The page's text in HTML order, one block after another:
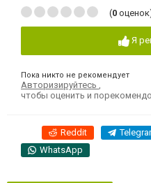
(0
Я
Пока никто не рекомендует
Авторизируйтесь
чтобы оценить и
Reddit
WhatsApp